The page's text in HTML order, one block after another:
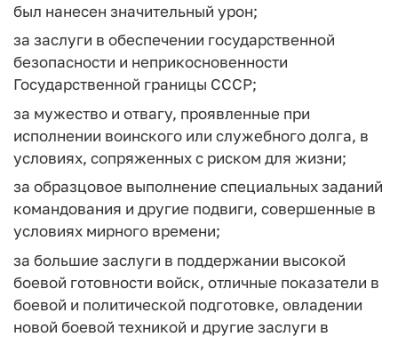
был нанесен значительный урон;
за заслуги в обеспечении государственной
безопасности и неприкосновенности
Государственной границы СССР;
за мужество и отвагу, проявленные при
исполнении воинского или служебного долга, в
условиях, сопряженных с риском для жизни;
за образцовое выполнение специальных заданий
командования и другие подвиги, совершенные в
условиях мирного времени;
за большие заслуги в поддержании высокой
боевой готовности войск, отличные показатели в
боевой и политической подготовке, овладении
новой боевой техникой и другие заслуги в